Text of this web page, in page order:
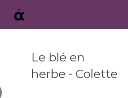
Le blé en
herbe - Colette